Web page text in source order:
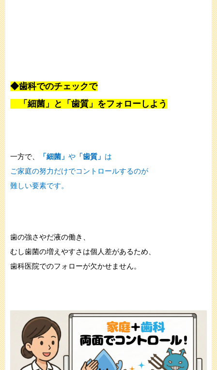
◆歯科でのチェックで
「細菌」と「歯質」をフォローしよう
一方で、 「細菌」 や 「歯質」 は
ご家庭の努力だけでコントロールするのが
難しい要素です。
歯の強さやだ液の働き、
むし歯菌の増えやすさは個人差があるため、
歯科医院でのフォローが欠かせません。